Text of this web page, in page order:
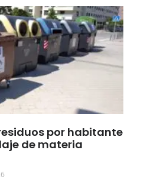
por habitante
de materia